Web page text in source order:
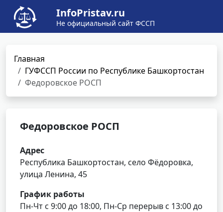
InfoPristav.ru
Не официальный сайт ФССП
Главная
ГУФССП России по Республике Башкортостан
Федоровское РОСП
Федоровское РОСП
Адрес
Республика Башкортостан, село Фёдоровка,
улица Ленина, 45
График работы
Пн-Чт с 9:00 до 18:00, Пн-Ср перерыв с 13:00 до